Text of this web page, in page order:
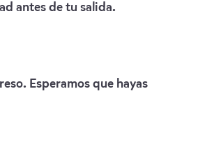
antes de tu salida.
Esperamos que hayas